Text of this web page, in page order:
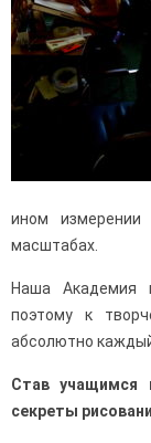
ином измерении
масштабах.
Наша Академия
поэтому к
абсолютно
Став учащимся
секреты